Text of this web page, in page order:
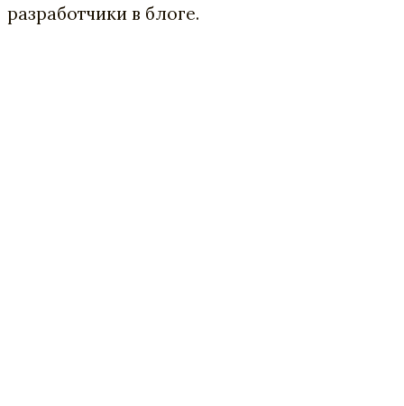
разработчики в блоге.